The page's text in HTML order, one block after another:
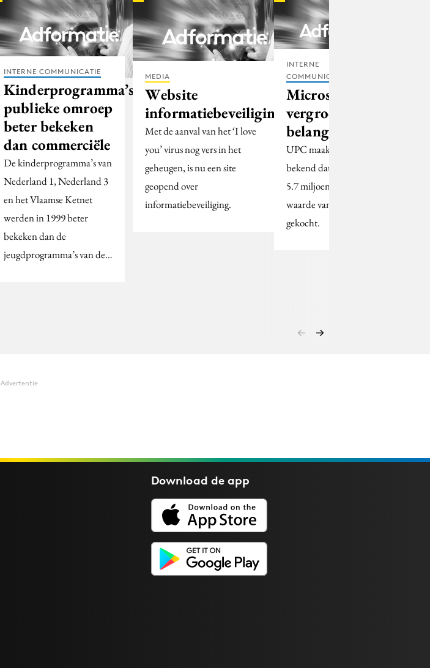
INTERNE COMMUNICATIE
Kinderprogramma’s
publieke omroep
beter bekeken
dan commerciële
De kinderprogramma’s van
Nederland 1, Nederland 3
en het Vlaamse Ketnet
werden in 1999 beter
bekeken dan de
jeugdprogramma’s van de…
MEDIA
Website
informatiebeveiliging
Met de aanval van het ‘I love
you’ virus nog vers in het
geheugen, is nu een site
geopend over
informatiebeveiliging.
INTERNE
COMMUNICATIE
Microsoft
vergroot
belang in UPC
UPC maakte vandaag
bekend dat Microsoft
5.7 miljoen aandelen ter
waarde van $9,33 heeft
gekocht.
Advertentie
Download deapp